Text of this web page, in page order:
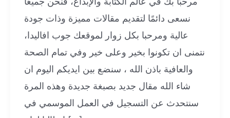
نسعى دائمًا لتقديم مقالات مميزة وذات جودة
عالية ومرحبا بكل زوار لموقعك جوب افاليدا،
نتمنى ان تكونوا بخير وعلى خير وفي تمام الصحة
والعافية باذن الله ، سنضع بين ايديكم اليوم ان
شاء الله مقال جديد بصبغة جديدة وهذه المرة
سنتحدث عن التسجيل في العمل الموسمي في